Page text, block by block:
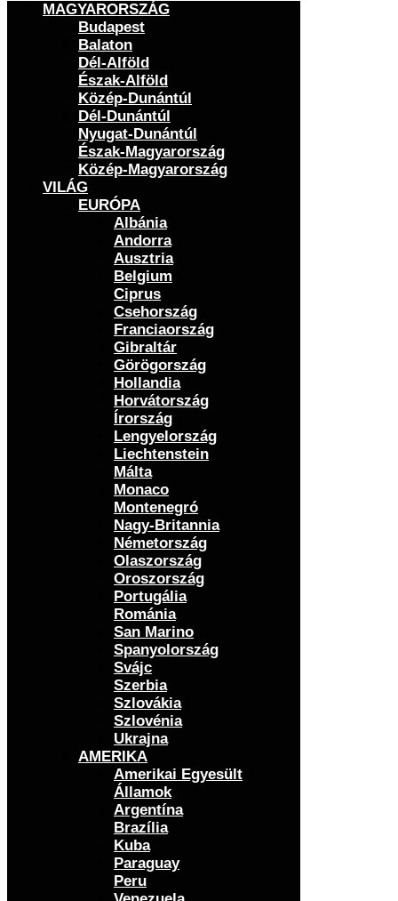
MAGYARORSZÁG
Budapest
Balaton
Dél-Alföld
Észak-Alföld
Közép-Dunántúl
Dél-Dunántúl
Nyugat-Dunántúl
Észak-Magyarország
Közép-Magyarország
VILÁG
EURÓPA
Albánia
Andorra
Ausztria
Belgium
Ciprus
Csehország
Franciaország
Gibraltár
Görögország
Hollandia
Horvátország
Írország
Lengyelország
Liechtenstein
Málta
Monaco
Montenegró
Nagy-Britannia
Németország
Olaszország
Oroszország
Portugália
Románia
San Marino
Spanyolország
Svájc
Szerbia
Szlovákia
Szlovénia
Ukrajna
AMERIKA
Amerikai Egyesült
Államok
Argentína
Brazília
Kuba
Paraguay
Peru